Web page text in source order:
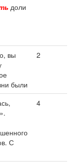
доли
вы
были
2
С
4